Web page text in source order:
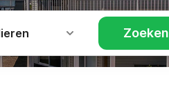
Zoeken